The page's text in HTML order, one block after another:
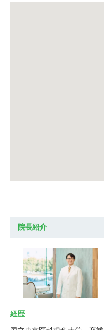
院長紹介
経歴